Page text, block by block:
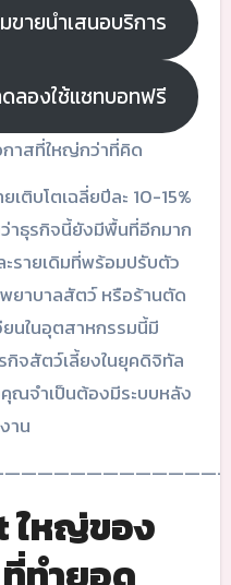
ขายนำเสนอบริการ
ลองใช้แชทบอทฟรี
กาสที่ใหญ่กว่าที่คิด
ติบโตเฉลี่ยปีละ 10-15%
าธุรกิจนี้ยังมีพื้นที่อีกมาก
รายเดิมที่พร้อมปรับตัว
พยาบาลสัตว์ หรือร้านตัด
ยนในอุตสาหกรรมนี้มี
กิจสัตว์เลี้ยงในยุคดิจิทัล
ณจำเป็นต้องมีระบบหลัง
าน
ใหญ่ของ